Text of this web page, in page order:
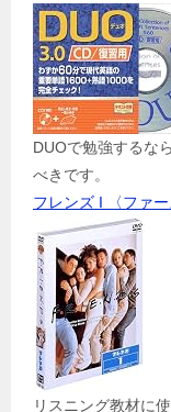
DUOで勉強するな
べきです。
フレンズ I 〈ファ
リスニング教材に